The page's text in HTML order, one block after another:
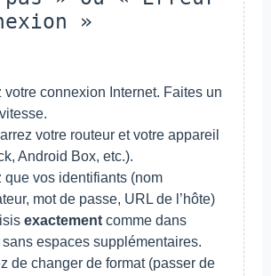
»
votre connexion Internet. Faites un
votre routeur et votre appareil
Android Box, etc.).
que vos identifiants (nom
mot de passe, URL de l’hôte)
exactement comme dans
sans espaces supplémentaires.
de changer de format (passer de